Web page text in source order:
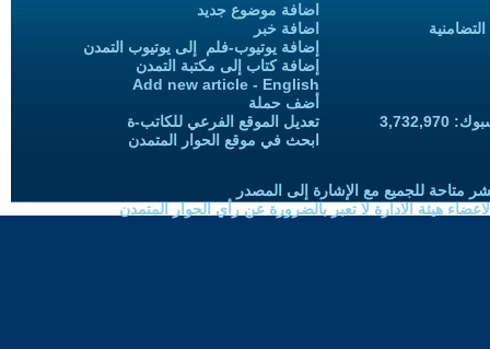
اضافة موضوع جديد
اضافة خبر
إضافة يوتيوب-فلم إلى يوتيوب التمدن
إضافة كتاب إلى مكتبة التمدن
Add new article - English
أضف حملة
تعديل الموقع الفرعي للكاتب-ة
ابحث في موقع الحوار المتمدن
متاحة للجميع مع الإشارة إلى المصدر
هيئة الادارة لا تعبر بالضرورة عن رأي الحوار المتمدن